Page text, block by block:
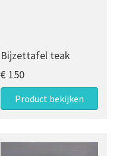
Bijzettafel teak
€ 150
Product bekijken